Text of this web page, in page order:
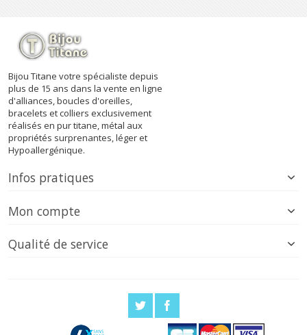
Bijou Titane votre spécialiste depuis
plus de 15 ans dans la vente en ligne
d'alliances, boucles d'oreilles,
bracelets et colliers exclusivement
réalisés en pur titane, métal aux
propriétés surprenantes, léger et
Hypoallergénique.
Infos pratiques
Mon compte
Qualité de service